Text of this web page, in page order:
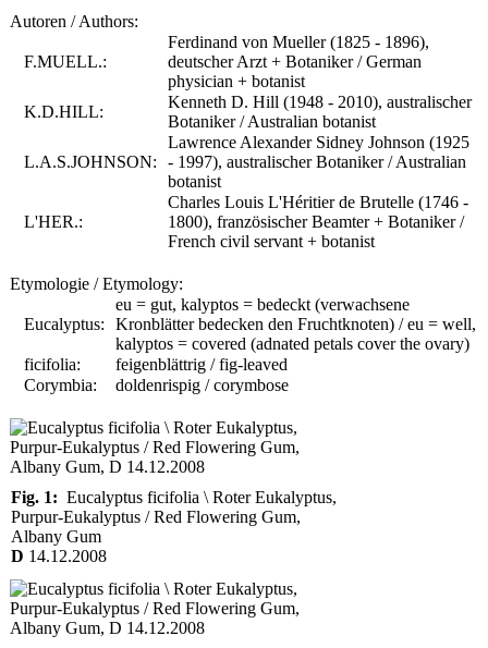
Autoren / Authors:
F.MUELL.:
Ferdinand von Mueller (1825 - 1896),
deutscher Arzt + Botaniker / German
physician + botanist
K.D.HILL:
Kenneth D. Hill (1948 - 2010), australischer
Botaniker / Australian botanist
L.A.S.JOHNSON:
Lawrence Alexander Sidney Johnson (1925
- 1997), australischer Botaniker / Australian
botanist
L'HER.:
Charles Louis L'Héritier de Brutelle (1746 -
1800), französischer Beamter + Botaniker /
French civil servant + botanist
Etymologie / Etymology:
Eucalyptus:
eu = gut, kalyptos = bedeckt (verwachsene
Kronblätter bedecken den Fruchtknoten) / eu = well,
kalyptos = covered (adnated petals cover the ovary)
ficifolia:
feigenblättrig / fig-leaved
Corymbia:
doldenrispig / corymbose
Fig. 1: Eucalyptus ficifolia \ Roter Eukalyptus,
Purpur-Eukalyptus / Red Flowering Gum,
Albany Gum
D 14.12.2008